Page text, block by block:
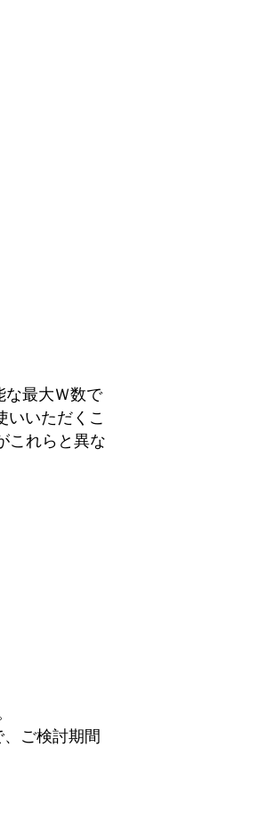
な最大Ｗ数で
いいただくこ
これらと異な
ご検討期間